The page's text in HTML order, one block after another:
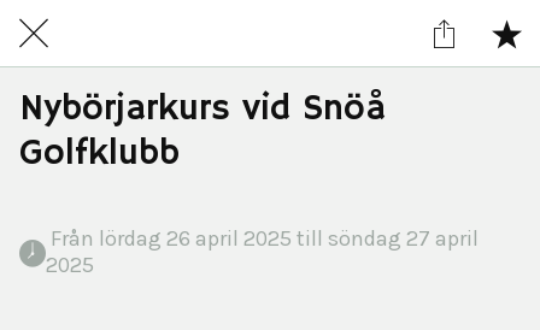
Nybörjarkurs vid Snöå
Golfklubb
2025